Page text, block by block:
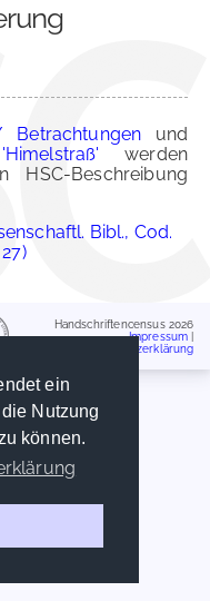
ein
Nutzung
können.
und
werden
Beschreibung
Bibl., Cod.
Handschriftencensus 2026
Impressum
Datenschutzerklärung